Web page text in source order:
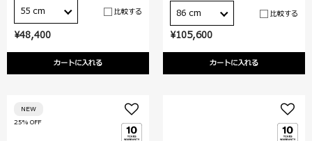
¥48,400
カートに入れる
55 cm 比較する
¥105,600
カートに入れる
86 cm 比較する
25% OFF
NEW